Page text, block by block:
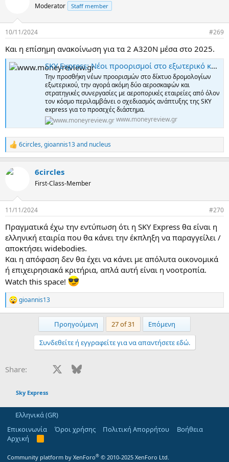
s
Moderator Staff member
10/11/2024 #269
Και η επίσημη ανακοίνωση για τα 2 Α320Ν μέσα στο 2025.
SKY Express: Νέοι προορισμοί στο εξωτερικό και νέα αεροσκάφη | Moneyreview.gr
Την προσθήκη νέων προορισμών στο δίκτυο δρομολογίων
εξωτερικού, την αγορά ακόμη δύο αεροσκαφών και
στρατηγικές συνεργασίες με αεροπορικές εταιρείες από όλον
τον κόσμο περιλαμβάνει ο σχεδιασμός ανάπτυξης της SKY
express για το προσεχές διάστημα.
www.moneyreview.gr
R
e
c
s
6circles,gioannis13and nucleus
6circles
First-Class-Member
11/11/2024 #270
Πραγματικά έχω την εντύπωση ότι η SKY Express θα είναι η
ελληνική εταιρία που θα κάνει την έκπληξη να παραγγείλει /
αποκτήσει widebodies.
Και η απόφαση δεν θα έχει να κάνει με απόλυτα οικονομικά
ή επιχειρησιακά κριτήρια, απλά αυτή είναι η νοοτροπία.
Watch this space!
R
e
s
gioannis13
Προηγούμενη 27 of 31 Επόμενη
Συνδεθείτε ή εγγραφείτε για να απαντήσετε εδώ.
Share: Facebook Bluesky
Sky Express
Ελληνικά (GR)
Επικοινωνία
Όροι χρήσης Πολιτική Απορρήτου
Βοήθεια
Αρχική
R
S
Community platform by XenForo® © 2010-2025 XenForo Ltd.